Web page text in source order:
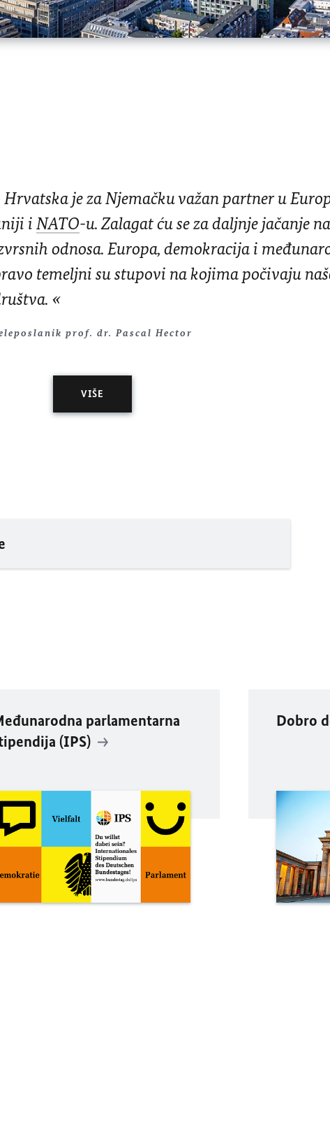
Hrvatska je za Njemačku važan partner u
i NATO-u. Zalagat ću se za daljnje jačanje
odnosa. Europa, demokracija i
temeljni su stupovi na kojima počivaju
prof. dr. Pascal Hector
VIŠE
parlamentarna
(IPS)
Dobro